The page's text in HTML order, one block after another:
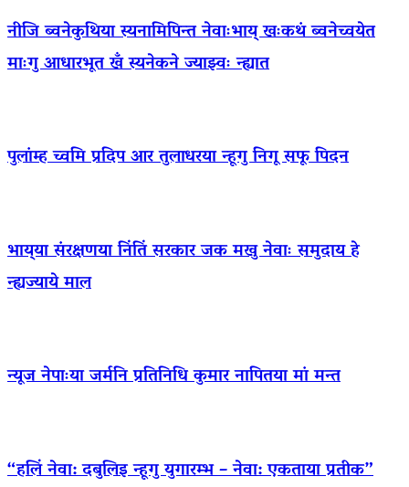
नीजि ब्वनेकुथिया स्यनामिपिन्त नेवाःभाय् खःकथं ब्वनेच्वयेत
माःगु आधारभूत खँ स्यनेकने ज्याझ्वः न्ह्यात
पुलांम्ह च्वमि प्रदिप आर तुलाधरया न्हूगु निगू सफू पिदन
भाय्‌या संरक्षणया निंतिं सरकार जक मखु नेवाः समुदाय हे
न्ह्यज्याये माल
न्यूज नेपाःया जर्मनि प्रतिनिधि कुमार नापितया मां मन्त
“हलिं नेवा: दबुलिइ न्हूगु युगारम्भ – नेवा: एकताया प्रतीक”